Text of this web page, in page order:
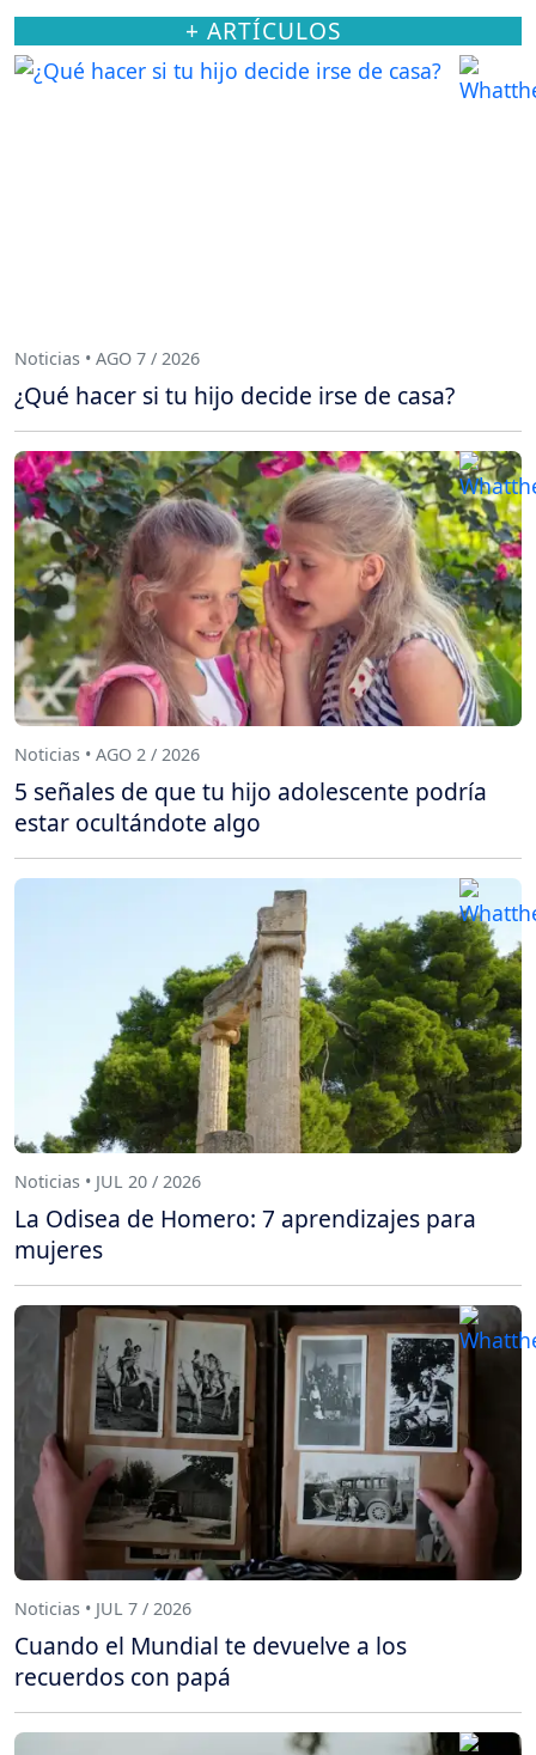
+ ARTÍCULOS
Noticias • AGO 7 / 2026
¿Qué hacer si tu hijo decide irse de casa?
Noticias • AGO 2 / 2026
5 señales de que tu hijo adolescente podría
estar ocultándote algo
Noticias • JUL 20 / 2026
La Odisea de Homero: 7 aprendizajes para
mujeres
Noticias • JUL 7 / 2026
Cuando el Mundial te devuelve a los
recuerdos con papá